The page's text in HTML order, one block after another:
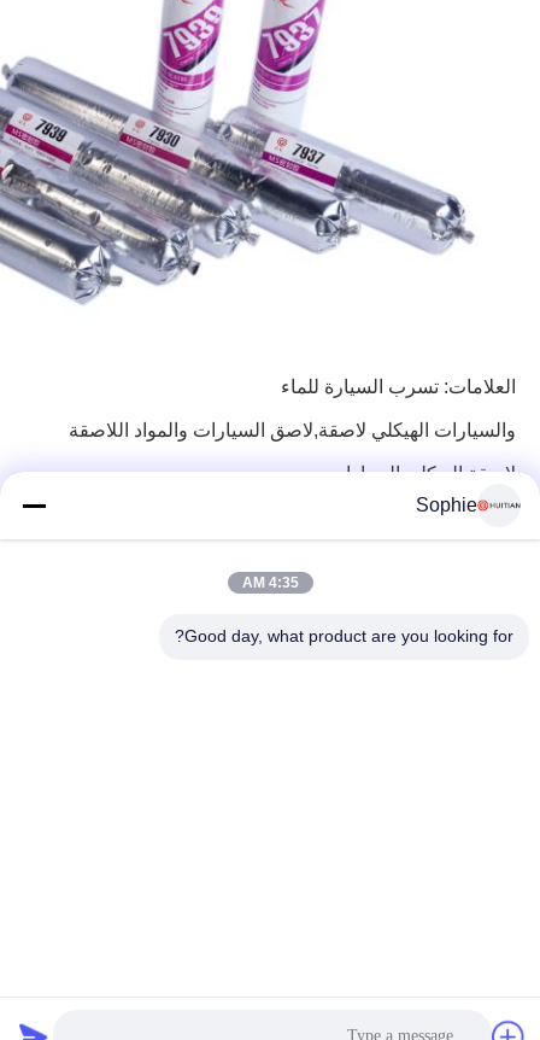
العلامات: تسرب السيارة للماء
والسيارات الهيكلي لاصقة,لاصق السيارات والمواد اللاصقة
لاصقة الهيكلي السيارات
Sophie
4:35 AM
Good day, what product are you looking for?